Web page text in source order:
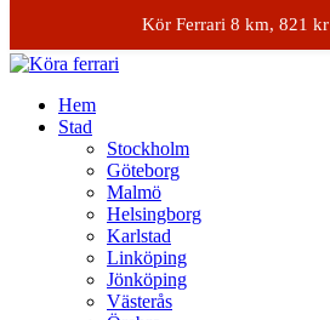
Hem
Stad
Stockholm
Göteborg
Malmö
Helsingborg
Karlstad
Linköping
Jönköping
Västerås
Kör Ferrari 8 km, 821 kr